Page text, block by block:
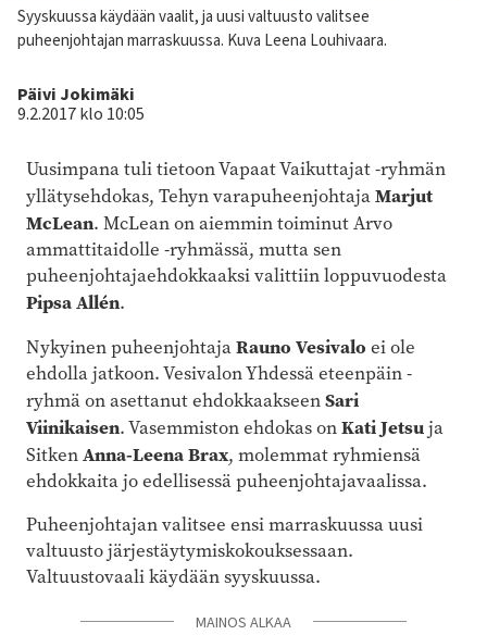
Kuvateksti
Syyskuussa käydään vaalit, ja uusi valtuusto valitsee
puheenjohtajan marraskuussa. Kuva Leena Louhivaara.
Kirjoittaja
Päivi Jokimäki
9.2.2017 klo 10:05
Uusimpana tuli tietoon Vapaat Vaikuttajat -ryhmän
yllätysehdokas, Tehyn varapuheenjohtajaMarjut
McLean. McLean on aiemmin toiminut Arvo
ammattitaidolle -ryhmässä, mutta sen
puheenjohtajaehdokkaaksi valittiin loppuvuodesta
Pipsa Allén.
Nykyinen puheenjohtajaRauno Vesivalo ei ole
ehdolla jatkoon. Vesivalon Yhdessä eteenpäin -
ryhmä on asettanut ehdokkaakseenSari
Viinikaisen. Vasemmiston ehdokas onKati Jetsuja
SitkenAnna-Leena Brax, molemmat ryhmiensä
ehdokkaita jo edellisessä puheenjohtajavaalissa.
Puheenjohtajan valitsee ensi marraskuussa uusi
valtuusto järjestäytymiskokouksessaan.
Valtuustovaali käydään syyskuussa.
MAINOS ALKAA